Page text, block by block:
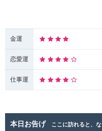
金運
恋愛運
仕事運
本日お告げ ここに訪れると、